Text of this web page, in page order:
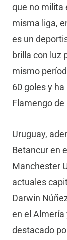
que no milita
misma liga,
es un
brilla con luz
mismo
60 goles y
Flamengo de
Uruguay,
Betancur en
Manchester
actuales
Darwin
en el Almería
destacado